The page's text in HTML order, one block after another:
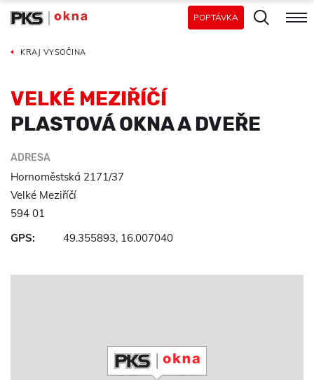
POPTÁVKA
KRAJ VYSOČINA
VELKÉ MEZIŘÍČÍ
PLASTOVÁ OKNA A DVEŘE
ADRESA
Hornoměstská 2171/37
Velké Meziříčí
594 01
GPS:
49.355893, 16.007040